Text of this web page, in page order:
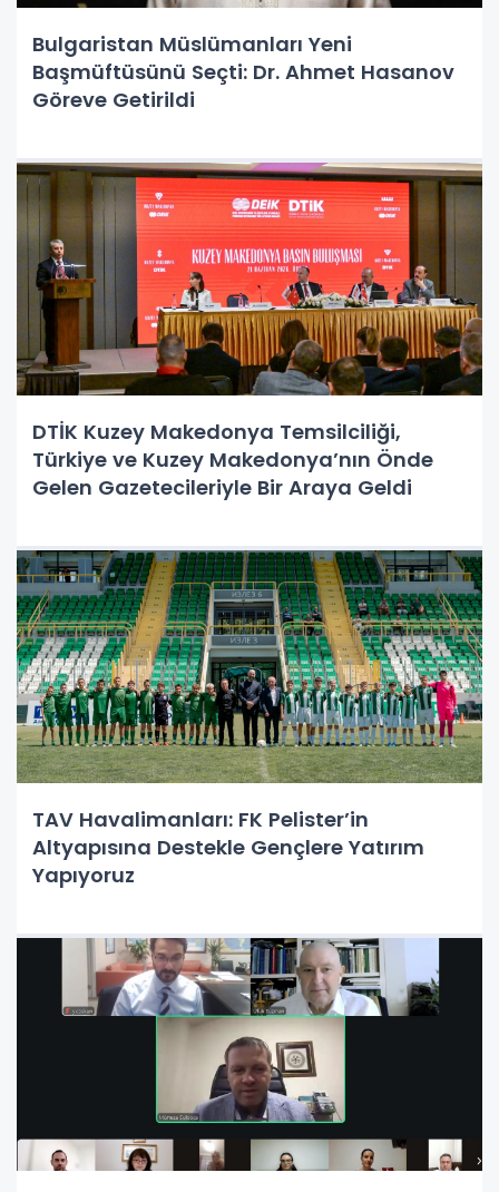
Bulgaristan Müslümanları Yeni
Başmüftüsünü Seçti: Dr. Ahmet Hasanov
Göreve Getirildi
DTİK Kuzey Makedonya Temsilciliği,
Türkiye ve Kuzey Makedonya’nın Önde
Gelen Gazetecileriyle Bir Araya Geldi
TAV Havalimanları: FK Pelister’in
Altyapısına Destekle Gençlere Yatırım
Yapıyoruz